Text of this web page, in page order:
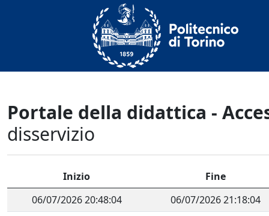
Portale della didattica -
disservizio
Inizio
Fine
06/07/2026 20:48:04
06/07/2026 21:18:04